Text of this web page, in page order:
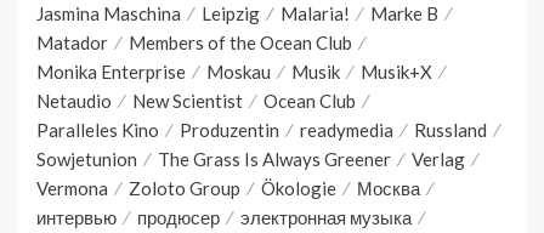
Jasmina Maschina
Leipzig Malaria!
Marke B
Matador
Members of the Ocean Club
Monika Enterprise
Moskau Musik
Musik+X
Netaudio
New Scientist
Ocean Club
Paralleles Kino
Produzentin readymedia
Russland
Sowjetunion
The Grass Is Always Greener
Verlag
Vermona
Zoloto Group Ökologie
Москва
интервью
продюсер электронная музыка